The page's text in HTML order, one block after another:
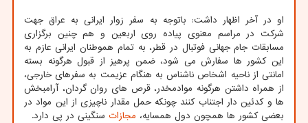
او در آخر اظهار داشت: باتوجه به سفر زوار ایرانی به عراق جهت
شرکت در مراسم معنوی پیاده روی اربعین و هم چنین برگزاری
مسابقات جام جهانی فوتبال در قطر، به تمام هموطنان ایرانی عازم به
این کشور ها سفارش می شود، ضمن پرهیز از قبول هرگونه بسته
امانتی از ناحیه اشخاص ناشناس به هنگام عزیمت به سفرهای خارجی،
از همراه داشتن هرگونه موادمخدر، قرص های روان گردان، آرامبخش
ها و کدئین دار اجتناب کنند چونکه حمل مقدار ناچیزی از این مواد در
بعضی کشور ها همچون دول همسایه، مجازات سنگینی در پی دارد.